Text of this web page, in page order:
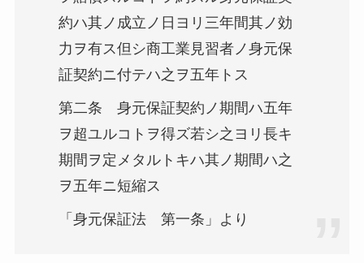
約ハ其ノ成立ノ日ヨリ三年間其ノ効
力ヲ有ス但シ商工業見習者ノ身元保
証契約ニ付テハ之ヲ五年トス
第二条 身元保証契約ノ期間ハ五年
ヲ超ユルコトヲ得ズ若シ之ヨリ長キ
期間ヲ定メタルトキハ其ノ期間ハ之
ヲ五年ニ短縮ス
「身元保証法 第一条」より